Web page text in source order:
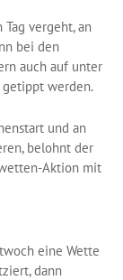
vergeht, an
bei den
auch auf unter
getippt werden.
und an
belohnt der
Aktion mit
eine Wette
dann